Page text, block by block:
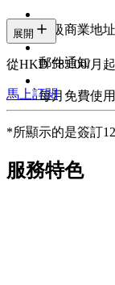
甲級商業地址
郵件通知
每月免費使
展開
從HKD 585.00/月起
馬上訂閱
*所顯示的是簽訂
服務特色